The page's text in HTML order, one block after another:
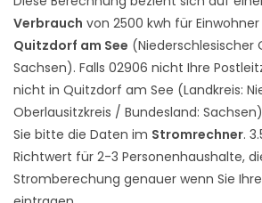
Verbrauch von 2500 kwh für
Quitzdorf am See (Niederschlesischer
Sachsen). Falls 02906 nicht Ihre
nicht in Quitzdorf am See (Landkreis:
Oberlausitzkreis / Bundesland:
Sie bitte die Daten im Stromrechner.
Richtwert für 2-3 Personenhaushalte,
Stromberechung genauer wenn Sie